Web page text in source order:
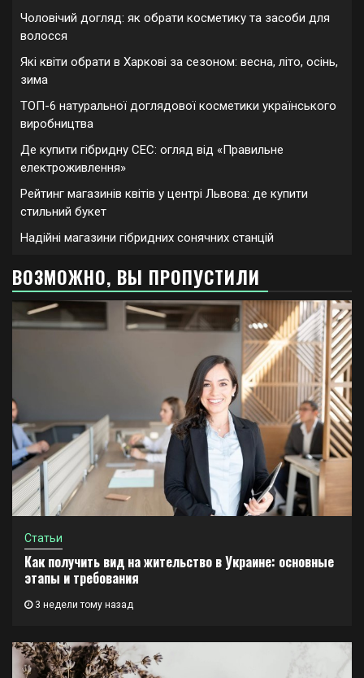
Чоловічий догляд: як обрати косметику та засоби для
волосся
Які квіти обрати в Харкові за сезоном: весна, літо, осінь,
зима
ТОП-6 натуральної доглядової косметики українського
виробництва
Де купити гібридну СЕС: огляд від «Правильне
електроживлення»
Рейтинг магазинів квітів у центрі Львова: де купити
стильний букет
Надійні магазини гібридних сонячних станцій
ВОЗМОЖНО, ВЫ ПРОПУСТИЛИ
Статьи
Как получить вид на жительство в Украине: основные
этапы и требования
3 недели тому назад